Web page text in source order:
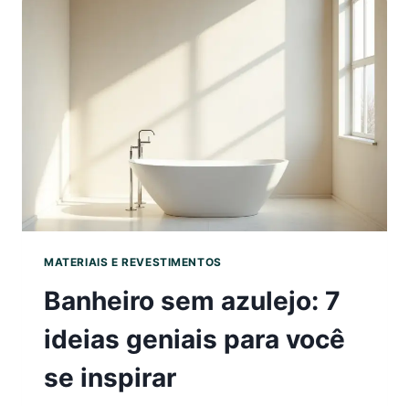
IDEIAS
MATERIAIS E REVESTIMENTOS
Banheiro sem azulejo: 7
ideias geniais para você
se inspirar